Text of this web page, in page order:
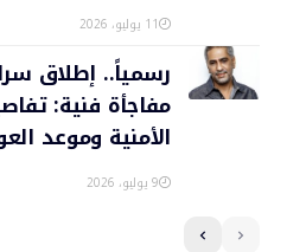
11 يوليو، 2026
رسمياً.. إطلاق
مفاجأة فنية:
الأمنية وموعد
9 يوليو، 2026